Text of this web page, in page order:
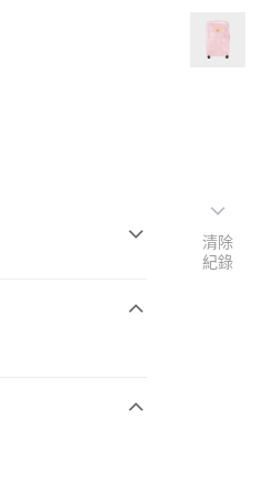
清除
紀錄